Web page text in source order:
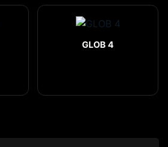
GLOB 4